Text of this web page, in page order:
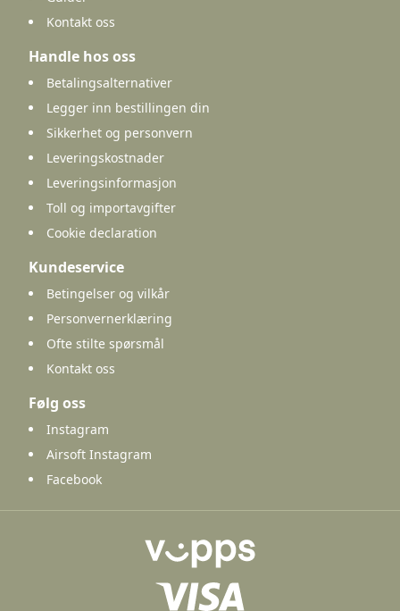
Kontakt oss
Handle hos oss
Betalingsalternativer
Legger inn bestillingen din
Sikkerhet og personvern
Leveringskostnader
Leveringsinformasjon
Toll og importavgifter
Cookie declaration
Kundeservice
Betingelser og vilkår
Personvernerklæring
Ofte stilte spørsmål
Kontakt oss
Følg oss
Instagram
Airsoft Instagram
Facebook